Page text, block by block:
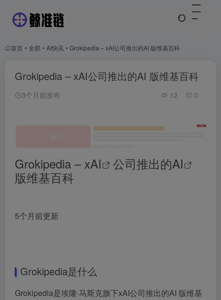
首页 • 全部 • AI快讯 • Grokipedia – xAI公司推出的AI 版维基百科
Grokipedia – xAI公司推出的AI 版维基百科
3个月前发布 12 0
Grokipedia – xAI 公司推出的AI
版维基百科
5个月前更新
Grokipedia是什么
Grokipedia是埃隆·马斯克旗下xAI公司推出的AI 版维基